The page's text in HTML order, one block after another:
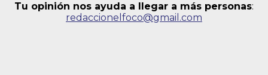
Tu opinión nos ayuda a llegar a más personas:
redaccionelfoco@gmail.com